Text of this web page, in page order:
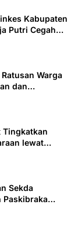
Kabupaten
Putri Cegah
Warga
dan
Tingkatkan
lewat
Sekda
Paskibraka